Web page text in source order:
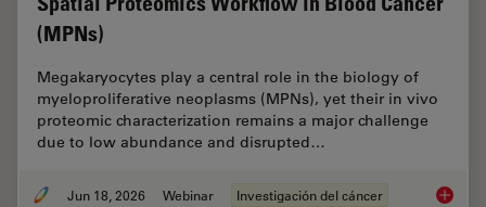
(MPNs)
Megakaryocytes play a central role in the biology of
myeloproliferative neoplasms (MPNs), yet their in vivo
proteomic characterization remains a major challenge
due to low abundance and disrupted…
Jun 18, 2026 Webinar Investigación del cáncer Spatial